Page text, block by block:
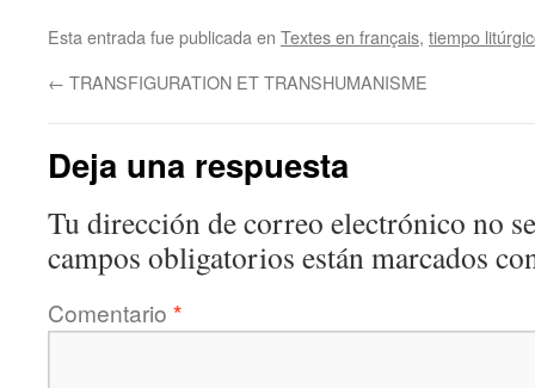
Esta entrada fue publicada en Textes en français, tiempo
← TRANSFIGURATION ET TRANSHUMANISME
Deja una respuesta
Tu dirección de correo electrónico no
campos obligatorios están marcados
Comentario *